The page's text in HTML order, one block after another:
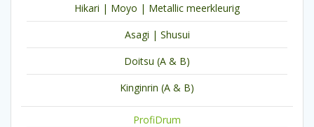
Hikari | Moyo | Metallic meerkleurig
Asagi | Shusui
Doitsu (A & B)
Kinginrin (A & B)
ProfiDrum